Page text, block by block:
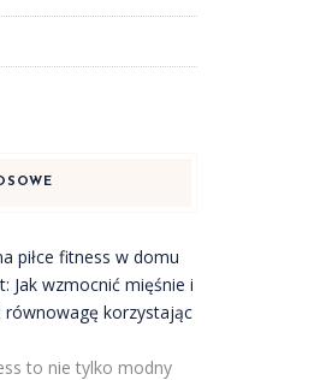
piłce fitness w domu
Jak wzmocnić mięśnie i
równowagę korzystając
to nie tylko modny